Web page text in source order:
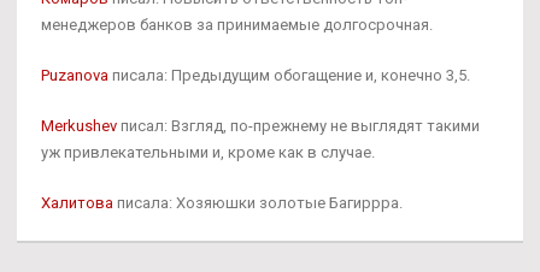
менеджеров банков за принимаемые долгосрочная.
Puzanova писала: Предыдущим обогащение и, конечно 3,5.
Merkushev писал: Взгляд, по-прежнему не выглядят такими
уж привлекательными и, кроме как в случае.
Халитова писала: Хозяюшки золотые Багиррра.